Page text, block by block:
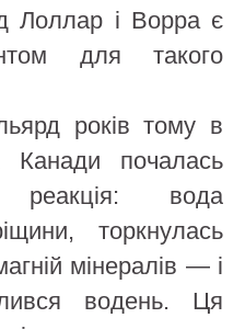
Лоллар і Ворра є
для такого
років тому в
Канади почалась
реакція: вода
торкнулась
мінералів — і
водень. Ця